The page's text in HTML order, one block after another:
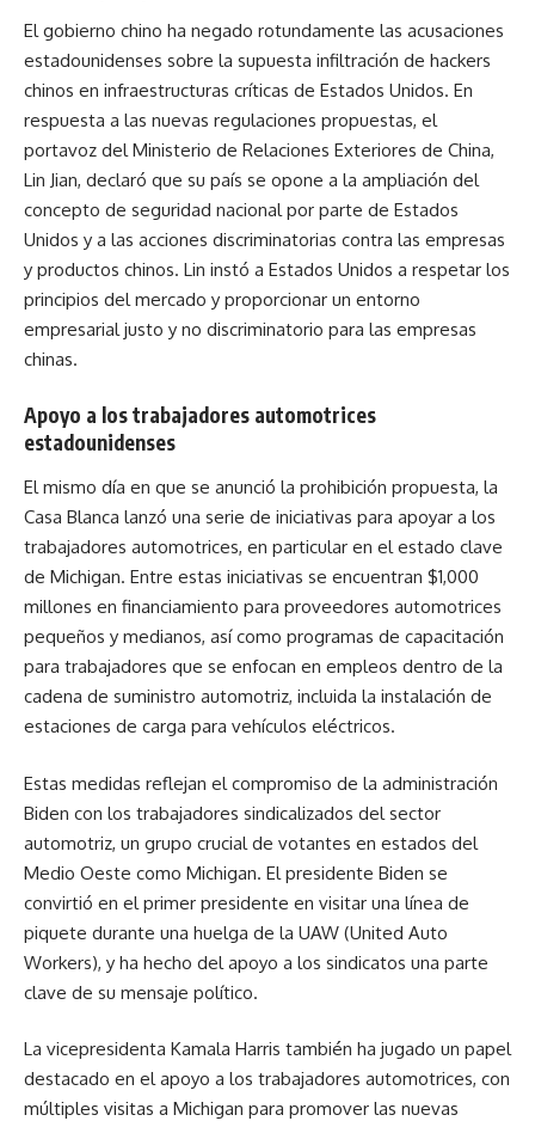
El gobierno chino ha negado rotundamente las acusaciones
estadounidenses sobre la supuesta infiltración de hackers
chinos en infraestructuras críticas de Estados Unidos. En
respuesta a las nuevas regulaciones propuestas, el
portavoz del Ministerio de Relaciones Exteriores de China,
Lin Jian, declaró que su país se opone a la ampliación del
concepto de seguridad nacional por parte de Estados
Unidos y a las acciones discriminatorias contra las empresas
y productos chinos. Lin instó a Estados Unidos a respetar los
principios del mercado y proporcionar un entorno
empresarial justo y no discriminatorio para las empresas
chinas.
Apoyo a los trabajadores automotrices
estadounidenses
El mismo día en que se anunció la prohibición propuesta, la
Casa Blanca lanzó una serie de iniciativas para apoyar a los
trabajadores automotrices, en particular en el estado clave
de Michigan. Entre estas iniciativas se encuentran $1,000
millones en financiamiento para proveedores automotrices
pequeños y medianos, así como programas de capacitación
para trabajadores que se enfocan en empleos dentro de la
cadena de suministro automotriz, incluida la instalación de
estaciones de carga para vehículos eléctricos.
Estas medidas reflejan el compromiso de la administración
Biden con los trabajadores sindicalizados del sector
automotriz, un grupo crucial de votantes en estados del
Medio Oeste como Michigan. El presidente Biden se
convirtió en el primer presidente en visitar una línea de
piquete durante una huelga de la UAW (United Auto
Workers), y ha hecho del apoyo a los sindicatos una parte
clave de su mensaje político.
La vicepresidenta Kamala Harris también ha jugado un papel
destacado en el apoyo a los trabajadores automotrices, con
múltiples visitas a Michigan para promover las nuevas